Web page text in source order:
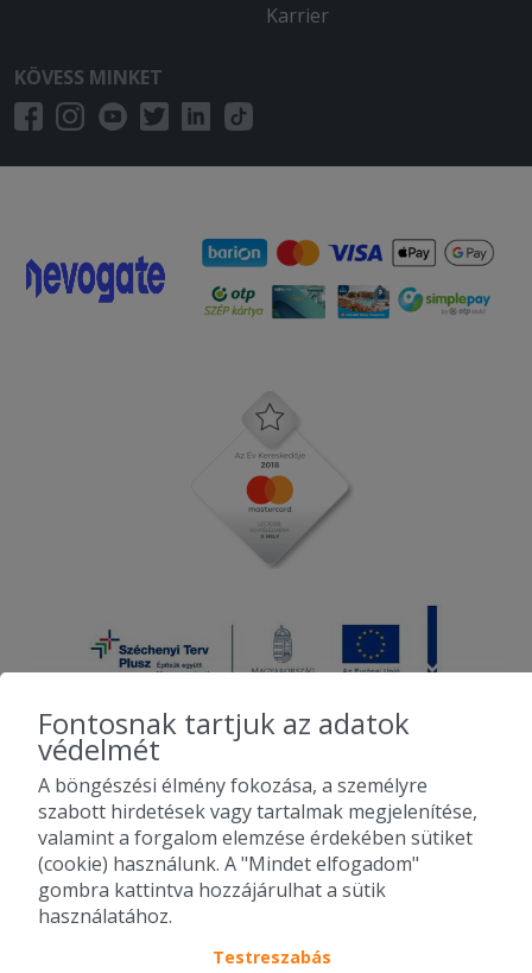
Karrier
KÖVESS MINKET
2010-2026 Copyright - Falatozz.hu - Diston-line Kft.
Pizza, gyros, hamburger, menük kedvező áron, egy helyen az összes
étterem ajánlata.
Fontosnak tartjuk az adatok
védelmét
A böngészési élmény fokozása, a személyre
szabott hirdetések vagy tartalmak megjelenítése,
valamint a forgalom elemzése érdekében sütiket
(cookie) használunk. A "Mindet elfogadom"
gombra kattintva hozzájárulhat a sütik
használatához.
Testreszabás